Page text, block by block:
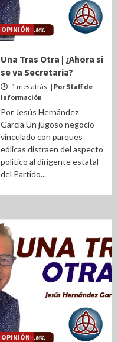
OPINIÓN
Una Tras Otra | ¿Ahora si
se va Secretaria?
1 mes atrás | Por Staff de
Información
Por Jesús Hernández
García Un jugoso negocio
vinculado con parques
eólicas distraen del aspecto
político al dirigente estatal
del Partido...
OPINIÓN